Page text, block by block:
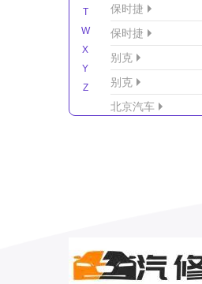
T
W
X
Y
Z
保时捷
保时捷
别克
别克
北京汽车
北汽幻速
北汽新能源